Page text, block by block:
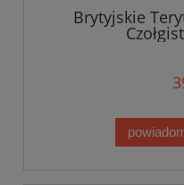
Brytyjskie